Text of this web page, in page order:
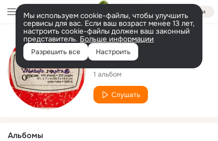
Войти
Мы используем cookie-файлы, чтобы улучшить
сервисы для вас. Если ваш возраст менее 13 лет,
настроить cookie-файлы должен ваш законный
представитель. Больше информации
Разрешить все Настроить
Исполнитель
Vagabond Mantra
1 альбом
Слушать
Альбомы